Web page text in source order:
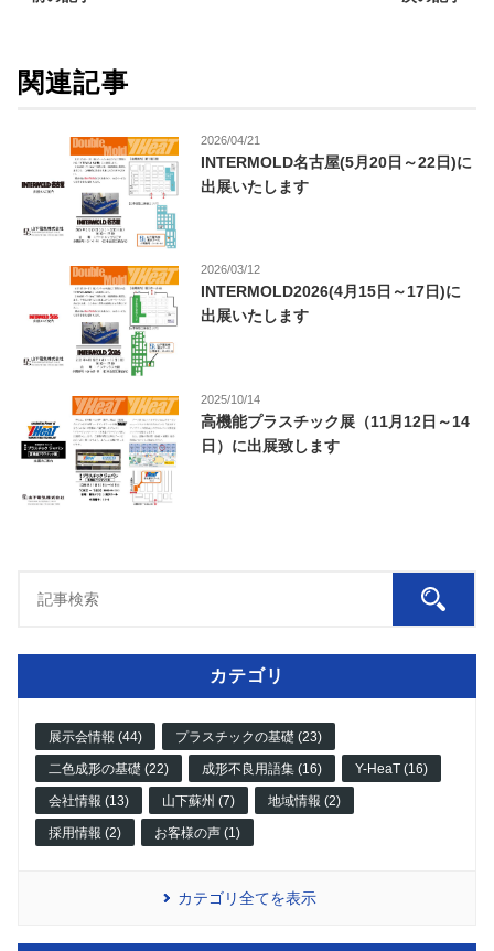
関連記事
2026/04/21
INTERMOLD名古屋(5月20日～22日)に
出展いたします
2026/03/12
INTERMOLD2026(4月15日～17日)に
出展いたします
2025/10/14
高機能プラスチック展（11月12日～14
日）に出展致します
カテゴリ
展示会情報 (44) プラスチックの基礎 (23)
二色成形の基礎 (22) 成形不良用語集 (16) Y-HeaT (16)
会社情報 (13) 山下蘇州 (7) 地域情報 (2)
採用情報 (2) お客様の声 (1)
カテゴリ全てを表示